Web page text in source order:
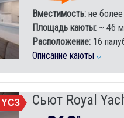
Вместимость:не более
Площадь каюты:~ 46 м
Расположение:16
Описание каюты
YC3 Сьют Royal